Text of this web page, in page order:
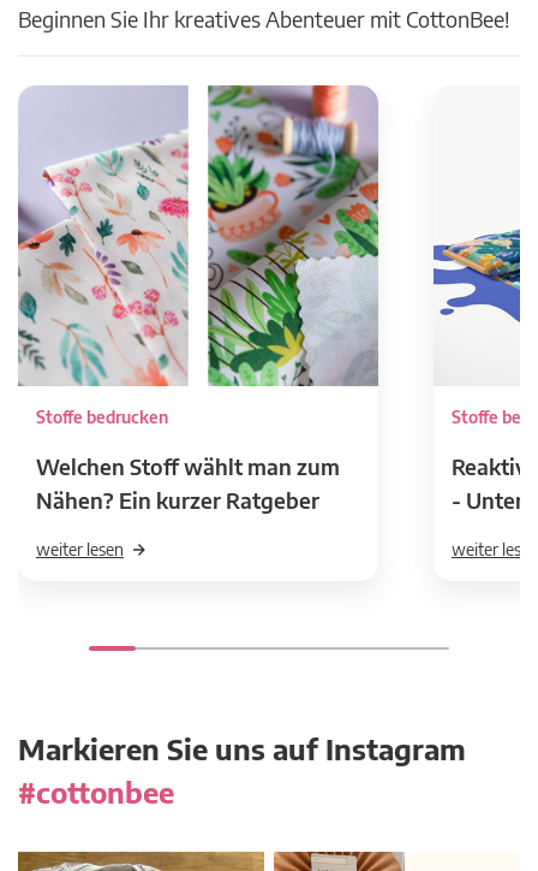
Beginnen Sie Ihr kreatives Abenteuer mit CottonBee!
Stoffe bedrucken
Welchen Stoff wählt man zum
Nähen? Ein kurzer Ratgeber
weiter lesen
Stoffe
-
weiter lesen
Markieren Sie uns auf Instagram
#cottonbee